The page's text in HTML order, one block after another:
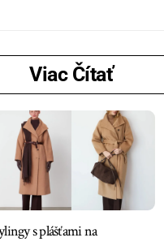
Viac Čítať
s plášťami na